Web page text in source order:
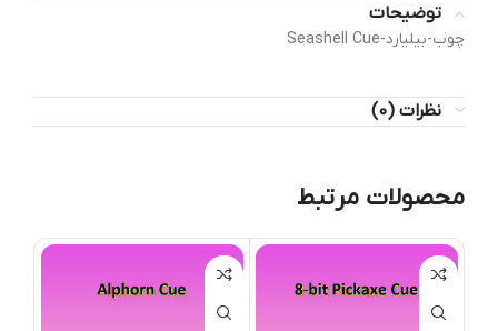
توضیحات
چوب-بیلیارد-Seashell Cue
نظرات (0)
محصولات مرتبط